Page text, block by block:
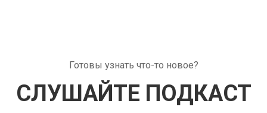
Готовы узнать что-то новое?
СЛУШАЙТЕ ПОДКАСТ